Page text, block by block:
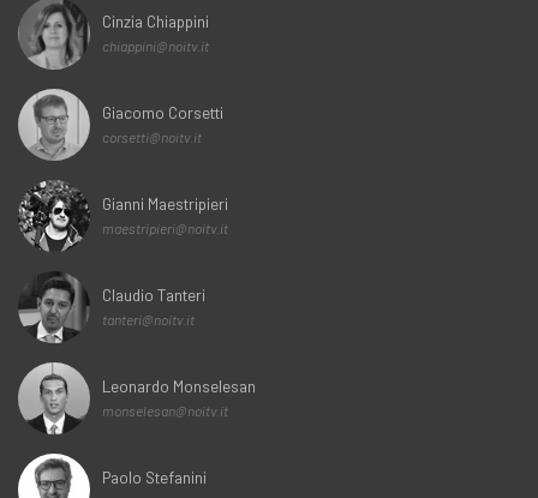
Cinzia Chiappini
chiappini@noitv.it
Giacomo Corsetti
corsetti@noitv.it
Gianni Maestripieri
maestripieri@noitv.it
Claudio Tanteri
tanteri@noitv.it
Leonardo Monselesan
monselesan@noitv.it
Paolo Stefanini